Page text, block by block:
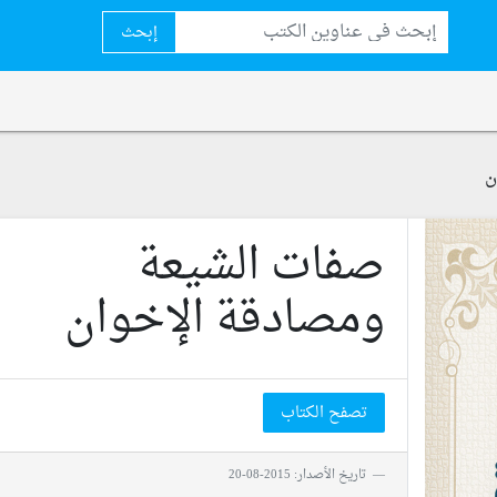
إبحث
صفات الشيعة
ومصادقة الإخوان
تصفح الكتاب
تاريخ الأصدار: 2015-08-20